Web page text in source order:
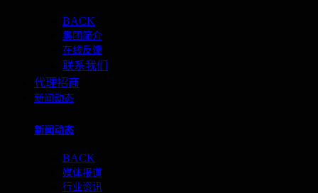
BACK
集团简介
在线反馈
联系我们
代理招商
新闻动态
新闻动态
BACK
媒体报道
行业资讯